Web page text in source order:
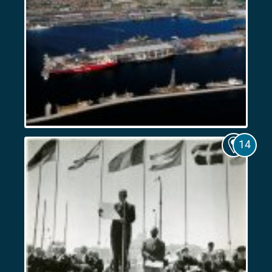
Marseille,
port
colonial